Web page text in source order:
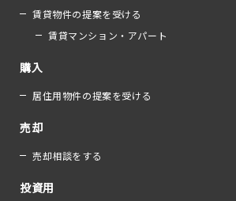
賃貸物件の提案を受ける
賃貸マンション・アパート
購入
居住用物件の提案を受ける
売却
売却相談をする
投資用